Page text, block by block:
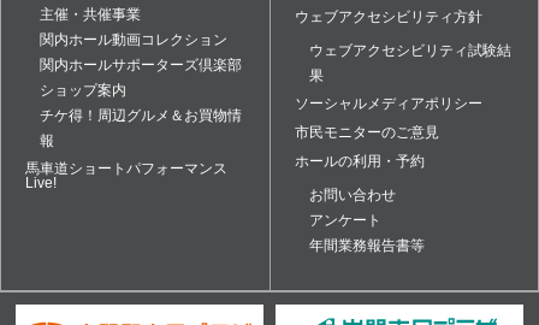
主催・共催事業
関内ホール動画コレクション
関内ホールサポーターズ倶楽部
ショップ案内
チケ得！周辺グルメ＆お買物情
報
馬車道ショートパフォーマンス
Live!
ウェブアクセシビリティ方針
ウェブアクセシビリティ試験結
果
ソーシャルメディアポリシー
市民モニターのご意見
ホールの利用・予約
お問い合わせ
アンケート
年間業務報告書等